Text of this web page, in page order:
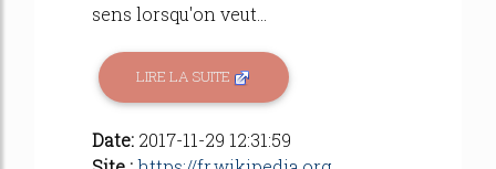
sens lorsqu'on veut...
LIRE LA SUITE
Date: 2017-11-29 12:31:59